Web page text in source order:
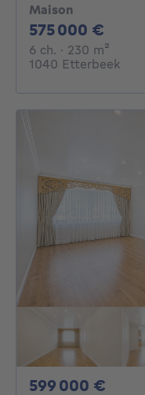
Maison
575 000 €
6 ch. 6 chambres
· 230 m²
1040 Etterbeek
599 000 €